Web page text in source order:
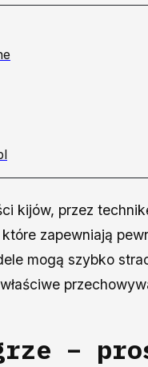
kijów, przez
zapewniają
mogą szybko
–